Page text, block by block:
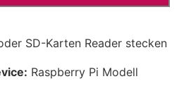
SD-Karten Reader stecken
Raspberry Pi Modell